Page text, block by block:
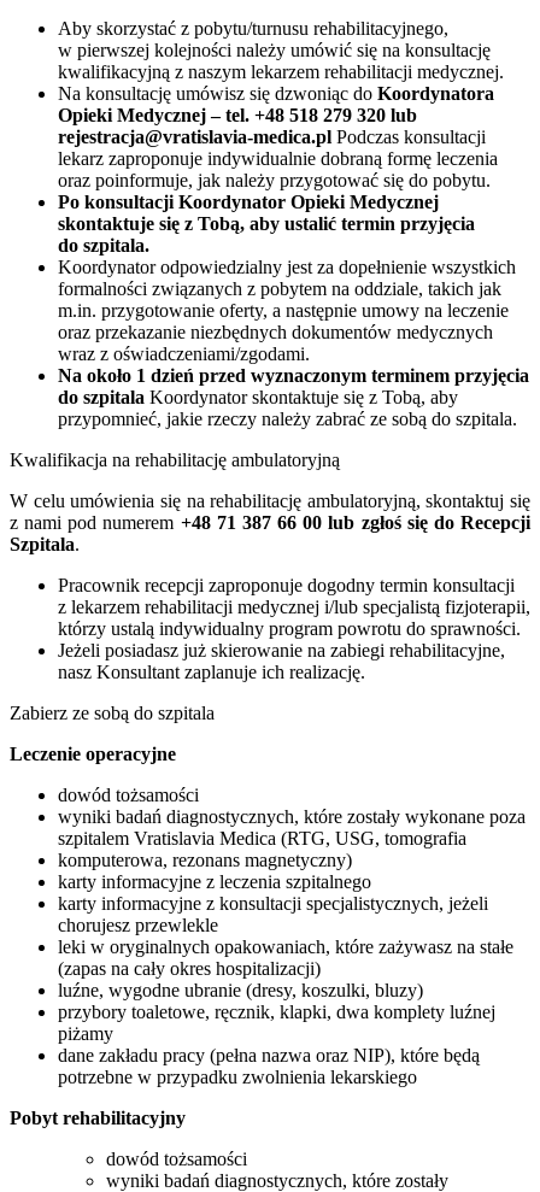
Aby skorzystać z pobytu/turnusu rehabilitacyjnego,
w pierwszej kolejności należy umówić się na konsultację
kwalifikacyjną z naszym lekarzem rehabilitacji medycznej.
Na konsultację umówisz się dzwoniąc do Koordynatora
Opieki Medycznej – tel. +48 518 279 320 lub
rejestracja@vratislavia-medica.pl Podczas konsultacji
lekarz zaproponuje indywidualnie dobraną formę leczenia
oraz poinformuje, jak należy przygotować się do pobytu.
Po konsultacji Koordynator Opieki Medycznej
skontaktuje się z Tobą, aby ustalić termin przyjęcia
do szpitala.
Koordynator odpowiedzialny jest za dopełnienie wszystkich
formalności związanych z pobytem na oddziale, takich jak
m.in. przygotowanie oferty, a następnie umowy na leczenie
oraz przekazanie niezbędnych dokumentów medycznych
wraz z oświadczeniami/zgodami.
Na około 1 dzień przed wyznaczonym terminem przyjęcia
do szpitala Koordynator skontaktuje się z Tobą, aby
przypomnieć, jakie rzeczy należy zabrać ze sobą do szpitala.
Kwalifikacja na rehabilitację ambulatoryjną
W celu umówienia się na rehabilitację ambulatoryjną, skontaktuj się
z nami pod numerem +48 71 387 66 00 lub zgłoś się do Recepcji
Szpitala.
Pracownik recepcji zaproponuje dogodny termin konsultacji
z lekarzem rehabilitacji medycznej i/lub specjalistą fizjoterapii,
którzy ustalą indywidualny program powrotu do sprawności.
Jeżeli posiadasz już skierowanie na zabiegi rehabilitacyjne,
nasz Konsultant zaplanuje ich realizację.
Zabierz ze sobą do szpitala
Leczenie operacyjne
dowód tożsamości
wyniki badań diagnostycznych, które zostały wykonane poza
szpitalem Vratislavia Medica (RTG, USG, tomografia
komputerowa, rezonans magnetyczny)
karty informacyjne z leczenia szpitalnego
karty informacyjne z konsultacji specjalistycznych, jeżeli
chorujesz przewlekle
leki w oryginalnych opakowaniach, które zażywasz na stałe
(zapas na cały okres hospitalizacji)
luźne, wygodne ubranie (dresy, koszulki, bluzy)
przybory toaletowe, ręcznik, klapki, dwa komplety luźnej
piżamy
dane zakładu pracy (pełna nazwa oraz NIP), które będą
potrzebne w przypadku zwolnienia lekarskiego
Pobyt rehabilitacyjny
dowód tożsamości
wyniki badań diagnostycznych, które zostały